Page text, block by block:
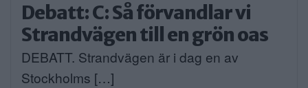
Debatt: C: Så förvandlar vi
Strandvägen till en grön oas
DEBATT. Strandvägen är i dag en av
Stockholms […]